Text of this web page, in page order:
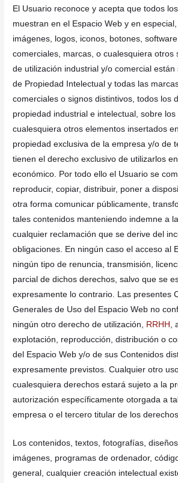
El Usuario reconoce y acepta que todos
muestran en el Espacio Web y en
imágenes, logos, iconos, botones,
comerciales, marcas, o cualesquiera otros
de utilización industrial y/o comercial
de Propiedad Intelectual y todas las
comerciales o signos distintivos, todos los
propiedad industrial e intelectual, sobre
cualesquiera otros elementos insertados
propiedad exclusiva de la empresa y/o de
tienen el derecho exclusivo de utilizarlos
económico. Por todo ello el Usuario se
reproducir, copiar, distribuir, poner a
otra forma comunicar públicamente,
tales contenidos manteniendo indemne a
cualquier reclamación que se derive del
obligaciones. En ningún caso el acceso al
ningún tipo de renuncia, transmisión,
parcial de dichos derechos, salvo que se
expresamente lo contrario. Las presentes
Generales de Uso del Espacio Web no
ningún otro derecho de utilización, RRHH ,
explotación, reproducción, distribución o
del Espacio Web y/o de sus Contenidos
expresamente previstos. Cualquier otro
cualesquiera derechos estará sujeto a la
autorización específicamente otorgada a
empresa o el tercero titular de los
Los contenidos, textos, fotografías,
imágenes, programas de ordenador,
general, cualquier creación intelectual